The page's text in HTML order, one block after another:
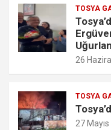
TOSYA
26
TOSYA
27